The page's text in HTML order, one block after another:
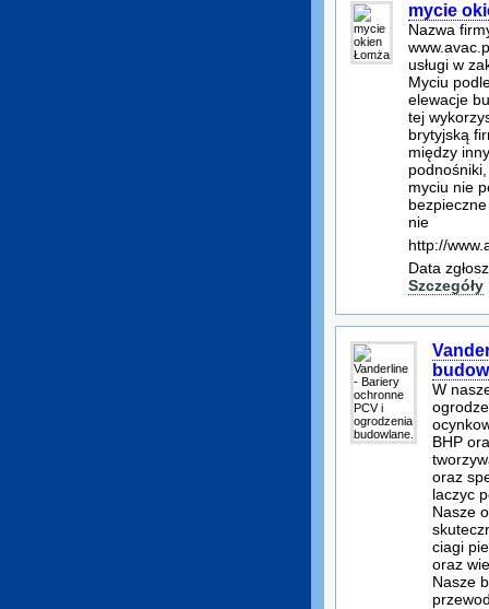
mycie
Nazwa
usługi w
Myciu
elewacje
tej
brytyjską
między
myciu nie
nie
http://
Data
Szczegóły
W
BHP
oraz
laczyc
Nasze
ciagi
oraz
Nasze